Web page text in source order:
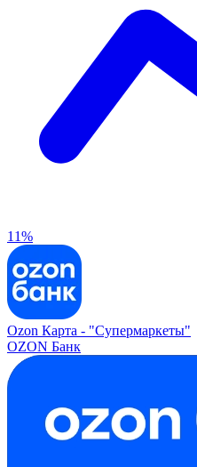
11%
Ozon Карта - "Супермаркеты"
OZON Банк